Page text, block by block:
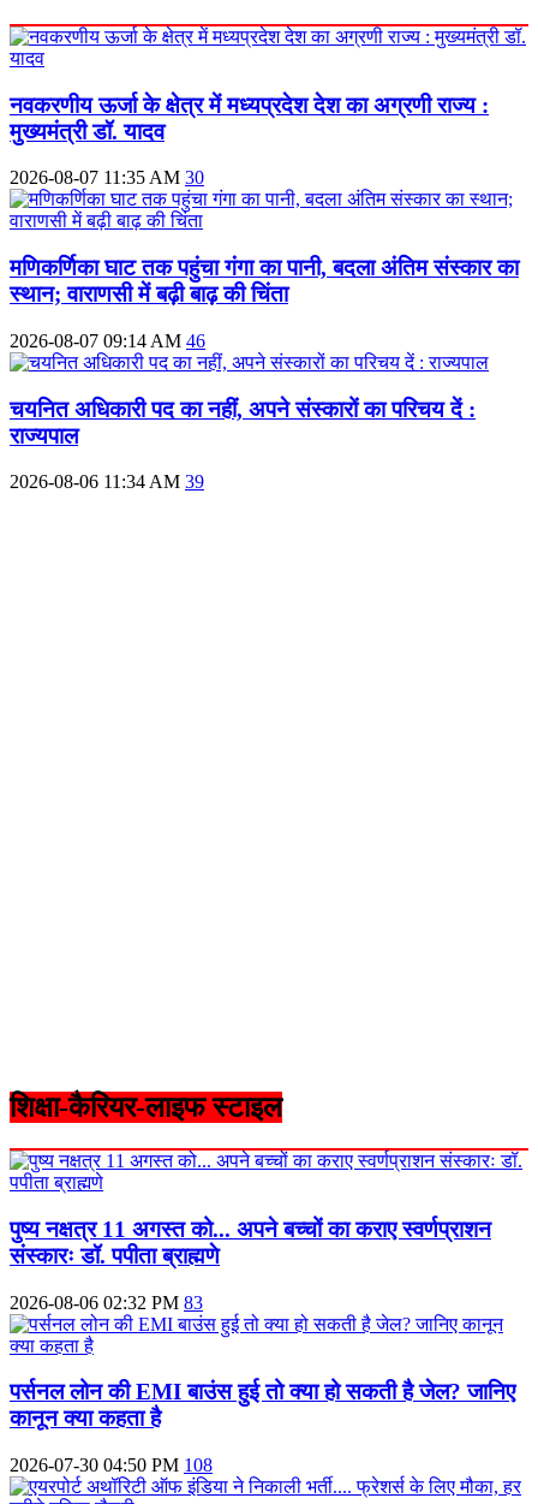
नवकरणीय ऊर्जा के क्षेत्र में मध्यप्रदेश देश का अग्रणी राज्य :
मुख्यमंत्री डॉ. यादव
2026-08-07 11:35 AM 30
मणिकर्णिका घाट तक पहुंचा गंगा का पानी, बदला अंतिम संस्कार का
स्थान; वाराणसी में बढ़ी बाढ़ की चिंता
2026-08-07 09:14 AM 46
चयनित अधिकारी पद का नहीं, अपने संस्कारों का परिचय दें :
राज्यपाल
2026-08-06 11:34 AM 39
शिक्षा-कैरियर-लाइफ स्टाइल
पुष्य नक्षत्र 11 अगस्त को... अपने बच्चों का कराए स्वर्णप्राशन
संस्कारः डॉ. पपीता ब्राह्मणे
2026-08-06 02:32 PM 83
पर्सनल लोन की EMI बाउंस हुई तो क्या हो सकती है जेल? जानिए
कानून क्या कहता है
2026-07-30 04:50 PM 108